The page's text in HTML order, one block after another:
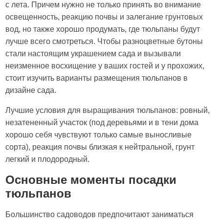
с лета. Причем нужно не только принять во внимание
освещенность, реакцию почвы и залегание грунтовых
вод, но также хорошо продумать, где тюльпаны будут
лучше всего смотреться. Чтобы разноцветные бутоны
стали настоящим украшением сада и вызывали
неизменное восхищение у ваших гостей и у прохожих,
стоит изучить варианты размещения тюльпанов в
дизайне сада.
Лучшие условия для выращивания тюльпанов: ровный,
незатененный участок (под деревьями и в тени дома
хорошо себя чувствуют только самые выносливые
сорта), реакция почвы близкая к нейтральной, грунт
легкий и плодородный.
Основные моменты посадки
тюльпанов
Большинство садоводов предпочитают заниматься